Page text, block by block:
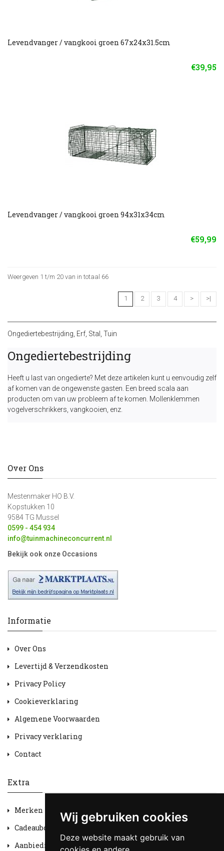
Wij gebruiken cookies
Deze website maakt gebruik van
Levendvanger / vangkooi groen 67x24x31.5cm
€39,95
Levendvanger / vangkooi groen 94x31x34cm
€59,99
Weergeven 1 t/m 20 van in totaal 66
1 2 3 4 > >|
Ongediertebestrijding Erf Stal Tuin
Ongediertebestrijding
Heeft u last van ongedierte? Met deze artikelen kunt u eenvoudig zelf
af komen van de ongewenste gasten. Een breed scala aan
producten om van uw probleem af te komen. Mollenklemmen
vogelverschrikkers, vangkooien, enz.
Over Ons
Mestenmaker HO B.V.
Kopstukken 10
9584 TG Mussel
0599 - 454 934
info@tuinmachineconcurrent.nl
Bekijk ook onze Occasions
Informatie
Over Ons
Levertijd & Verzendkosten
Privacy Policy
Cookieverklaring
Algemene Voorwaarden
Privacy verklaring
Contact
Extra
Merken
Cadeaubon
Aanbiedingen